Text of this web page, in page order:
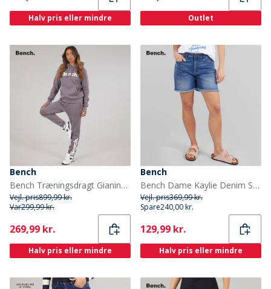
Halv pris eller mindre Outlet
Bench
Bench Træningsdragt Gianina Antracit til Kvinder
Vejl. pris899,99 kr.
Var299,99 kr.
Current
269,99 kr.
Halv pris eller mindre
Bench
Bench Dame Kaylie Denim Shorts Mellem Blå
Vejl. pris369,99 kr.
Spare240,00 kr.
Current
129,99 kr.
Halv pris eller mindre